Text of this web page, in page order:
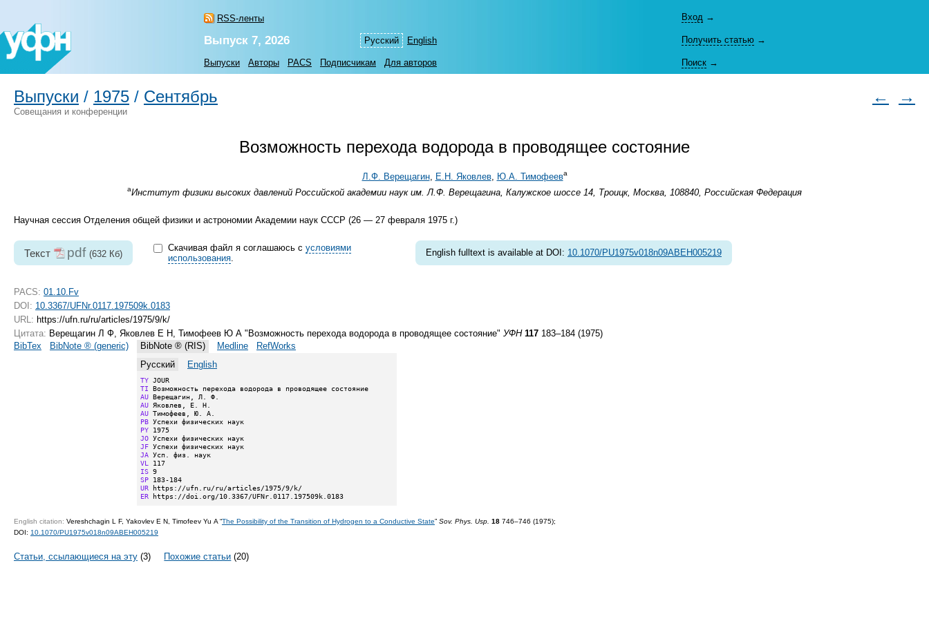
RSS-ленты
Русский English
Вход →
Выпуск 7, 2026 Получить статью →
Выпуски Авторы PACS Подписчикам Для авторов Поиск →
Выпуски / 1975 / Сентябрь ← →
Совещания и конференции
Возможность перехода водорода в проводящее состояние
Л.Ф. Верещагин, Е.Н. Яковлев, Ю.А. Тимофеева
аИнститут физики высоких давлений Российской академии наук им. Л.Ф. Верещагина, Калужское шоссе 14, Троицк, Москва, 108840, Российская Федерация
Научная сессия Отделения общей физики и астрономии Академии наук СССР (26 — 27 февраля 1975 г.)
Текст pdf (632 Кб)
Скачивая файл я соглашаюсь с условиями
использования.
English fulltext is available at DOI: 10.1070/PU1975v018n09ABEH005219
PACS: 01.10.Fv
DOI: 10.3367/UFNr.0117.197509k.0183
URL: https://ufn.ru/ru/articles/1975/9/k/
Цитата: Верещагин Л Ф, Яковлев Е Н, Тимофеев Ю А "Возможность перехода водорода в проводящее состояние" УФН 117 183–184 (1975)
BibTex
BibNote ® (generic) BibNote ® (RIS) Medline
RefWorks
Русский
English
TY
TI
AU
AU
AU
PB
PY
JO
JF
JA
VL
IS
SP
UR
ER https://doi.org/10.3367/UFNr.0117.197509k.0183
English citation: Vereshchagin L F, Yakovlev E N, Timofeev Yu A “The Possibility of the Transition of Hydrogen to a Conductive State” Sov. Phys. Usp. 18 746–746 (1975);
DOI: 10.1070/PU1975v018n09ABEH005219
Статьи, ссылающиеся на эту (3) Похожие статьи (20)